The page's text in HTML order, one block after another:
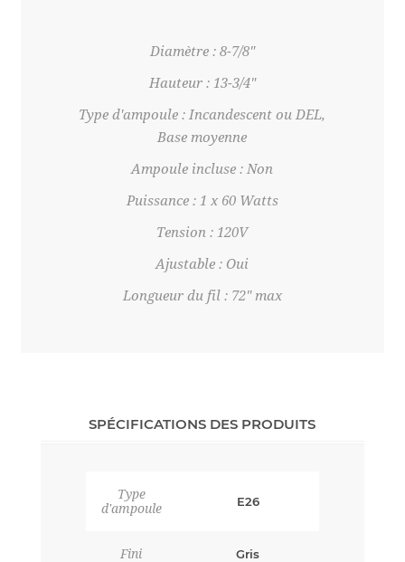
Diamètre : 8-7/8"
Hauteur : 13-3/4"
Type d'ampoule : Incandescent ou DEL,
Base moyenne
Ampoule incluse : Non
Puissance : 1 x 60 Watts
Tension : 120V
Ajustable : Oui
Longueur du fil : 72" max
SPÉCIFICATIONS DES PRODUITS
Type
d'ampoule
E26
Fini Gris